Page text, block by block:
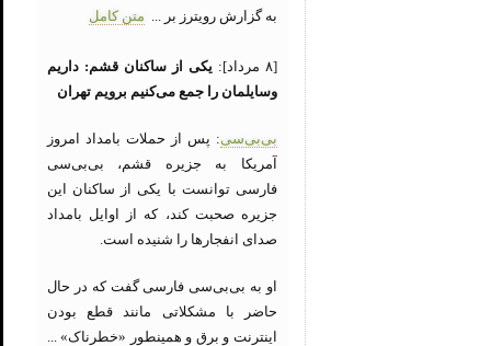
به گزارش رویترز بر ... متن کامل
[۸ مرداد]:
یکی از ساکنان قشم: داریم
وسایلمان را جمع می‌کنیم برویم تهران
بی‌بی‌سی: پس از حملات بامداد امروز
آمریکا به جزیره قشم، بی‌بی‌سی
فارسی توانست با یکی از ساکنان این
جزیره صحبت کند، که از اوایل بامداد
صدای انفجارها را شنیده است.
او به بی‌بی‌سی فارسی گفت که در حال
حاضر با مشکلاتی مانند قطع بودن
اینترنت و برق و همینطور «خطرناک» ...